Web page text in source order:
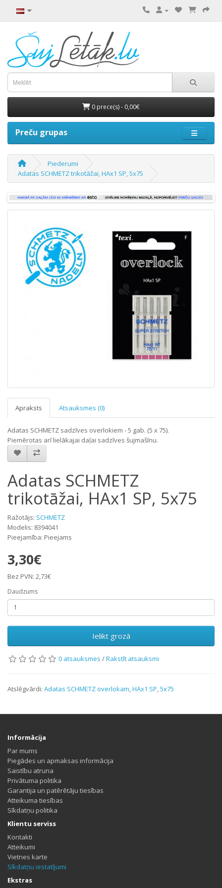
0 prece(s) - 0,00€
Preču grupas
Piederumi
Adatas SCHMETZ trikotāžai, HAx1 SP, 5x75
Apraksts Atsauksmes (0)
Adatas SCHMETZ sadzīves overlokiem - 5 gab. (5 x 75).
Piemērotas arī lielākajai daļai sadzīves šujmašīnu.
Adatas SCHMETZ
trikotāžai, HAx1 SP, 5x75
Ražotājs: SCHMETZ
Modelis: 8394041
Pieejamība: Pieejams
3,30€
Bez PVN: 2,73€
Daudzums
Ielikt grozā
0 atsauksmes /Rakstīt atsauksmi
Atslēgvārdi: Adatas SCHMETZ overlokam,HAx1 SP,5x75
Informācija
Par mums
Piegādes un apmaksas informācija
Saistību atruna
Privātuma politika
Garantija un patērētāju tiesības
Atteikuma tiesības
Sīkdatņu politika
Klientu serviss
Kontakti
Atteikumi
Vietnes karte
Sīkdatņu iestatījumi
Ekstras